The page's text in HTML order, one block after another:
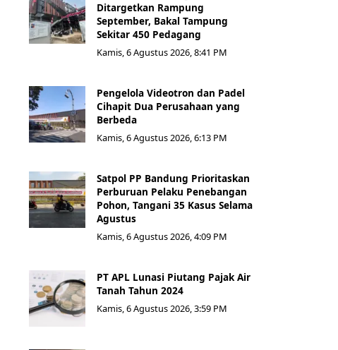
Ditargetkan Rampung
September, Bakal Tampung
Sekitar 450 Pedagang
Kamis, 6 Agustus 2026, 8:41 PM
Pengelola Videotron dan Padel
Cihapit Dua Perusahaan yang
Berbeda
Kamis, 6 Agustus 2026, 6:13 PM
Satpol PP Bandung Prioritaskan
Perburuan Pelaku Penebangan
Pohon, Tangani 35 Kasus Selama
Agustus
Kamis, 6 Agustus 2026, 4:09 PM
PT APL Lunasi Piutang Pajak Air
Tanah Tahun 2024
Kamis, 6 Agustus 2026, 3:59 PM